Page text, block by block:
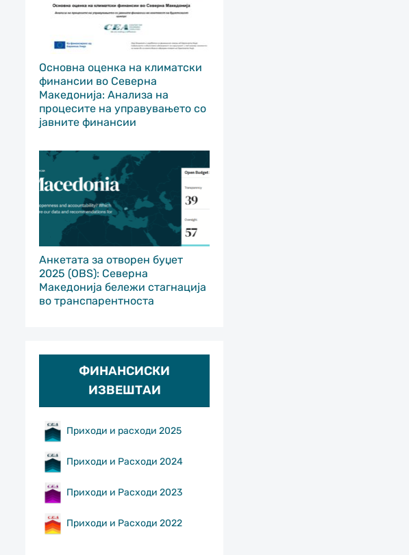
Основна оценка на климатски
финансии во Северна
Македонија: Анализа на
процесите на управувањето со
јавните финансии
Анкетата за отворен буџет
2025 (OBS): Северна
Македонија бележи стагнација
во транспарентноста
ФИНАНСИСКИ
ИЗВЕШТАИ
Приходи и расходи 2025
Приходи и Расходи 2024
Приходи и Расходи 2023
Приходи и Расходи 2022